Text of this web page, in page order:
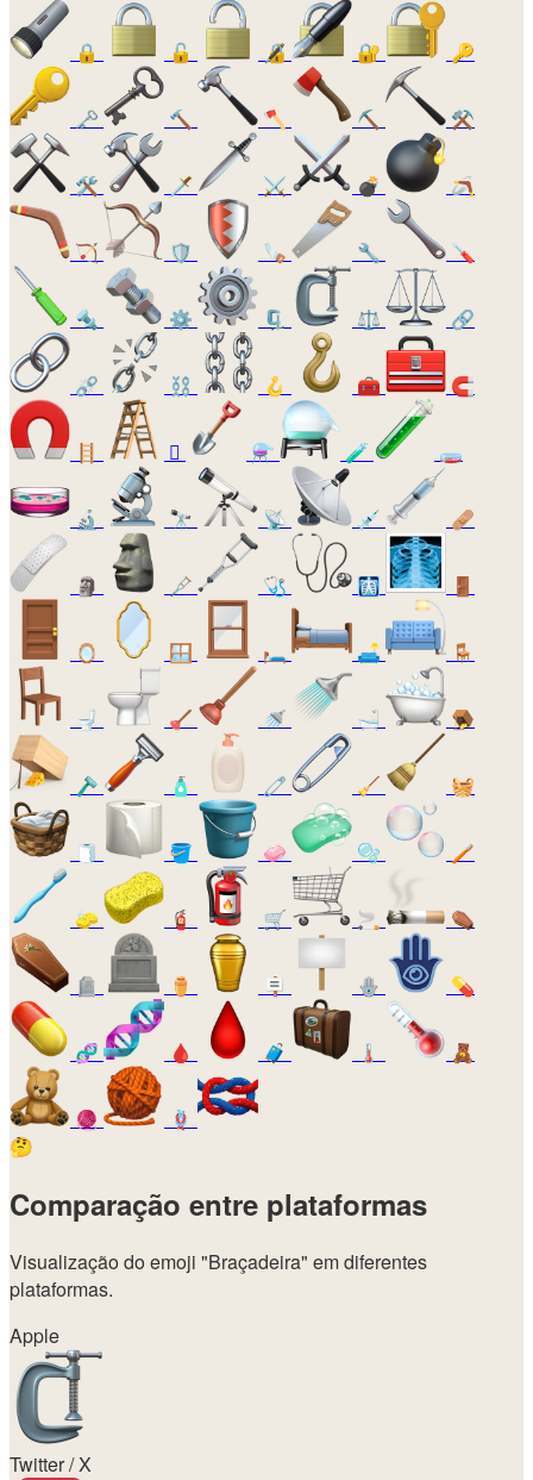
🔒 🔓 🔏 🔐 🔑
🗝️ 🔨 🪓 ⛏️ ⚒️
🛠️ 🗡️ ⚔️ 💣 🪃
🏹 🛡️ 🪚 🔧 🪛
🔩 ⚙️ 🗜️ ⚖️ 🔗
⛓️‍💥 ⛓️ 🪝 🧰 🧲
🪜 🪏 ⚗️ 🧪 🧫
🔬 🔭 📡 💉 🩹
🗿 🩼 🩺 🩻 🚪
🪞 🪟 🛏️ 🛋️ 🪑
🚽 🪠 🚿 🛁 🪤
🪒 🧴 🧷 🧹 🧺
🧻 🪣 🧼 🫧 🪥
🧽 🧯 🛒 🚬 ⚰️
🪦 ⚱️ 🪧 🪬 💊
🧬 🩸 🧳 🌡️ 🧸
🧶
🪢
🤔
Comparação entre plataformas
Visualização do emoji "Braçadeira" em diferentes
plataformas.
Apple
Twitter / X